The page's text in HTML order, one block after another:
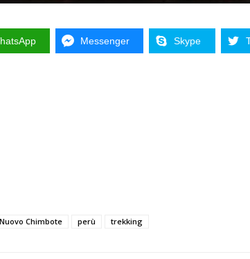
Messenger Skype
Nuovo Chimbote perù trekking